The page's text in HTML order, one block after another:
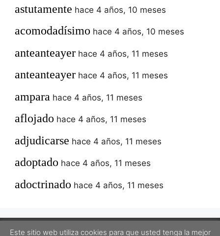
astutamente hace 4 años, 10 meses
acomodadísimo hace 4 años, 10 meses
anteanteayer hace 4 años, 11 meses
anteanteayer hace 4 años, 11 meses
ampara hace 4 años, 11 meses
aflojado hace 4 años, 11 meses
adjudicarse hace 4 años, 11 meses
adoptado hace 4 años, 11 meses
adoctrinado hace 4 años, 11 meses
Este sitio web utiliza cookies para que usted tenga la mejor